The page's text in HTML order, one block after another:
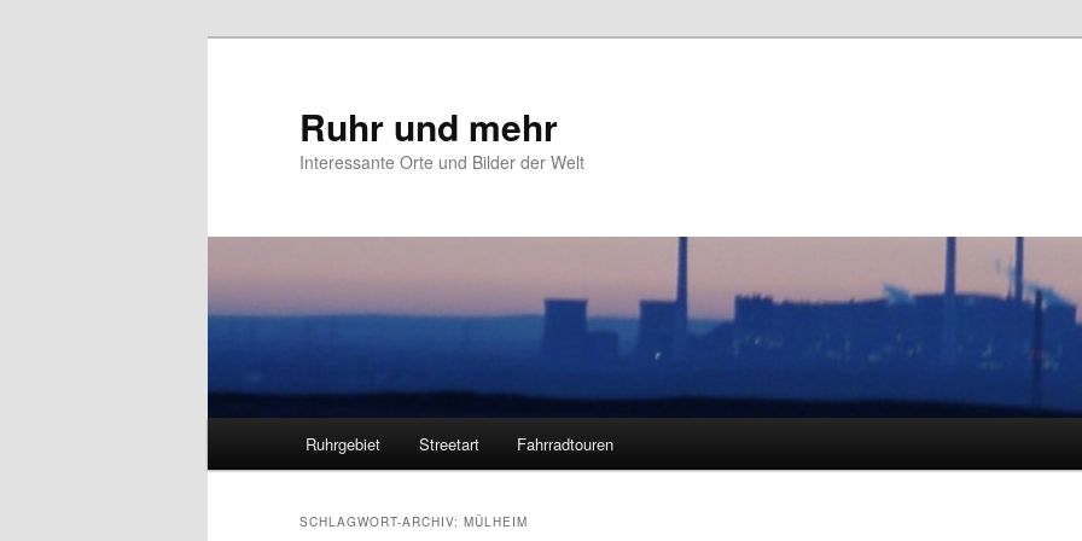
Ruhr und mehr
Interessante Orte und Bilder der Welt
Ruhrgebiet Streetart Fahrradtouren
SCHLAGWORT-ARCHIV: MÜLHEIM